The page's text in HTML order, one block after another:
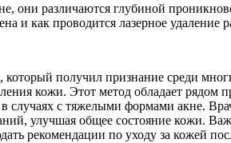
они различаются глубиной
и как проводится лазерное удаление
получил признание среди
кожи. Этот метод обладает рядом
случаях с тяжелыми формами акне.
улучшая общее состояние кожи.
рекомендации по уходу за кожей